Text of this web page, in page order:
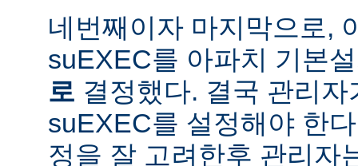
네번째이자 마지막으로,
suEXEC를 아파치 기본
로 결정했다. 결국 관리
suEXEC를 설정해야 한
정을 잘 고려한후 관리자